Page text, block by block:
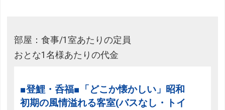
部屋：食事/1室あたりの定員
おとな1名様あたりの代金
■登鯉・呑福■「どこか懐かしい」昭和
初期の風情溢れる客室(バスなし・トイ